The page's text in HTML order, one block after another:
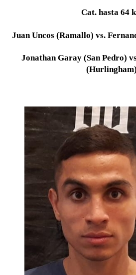
Cat. hasta 64
Juan Uncos (Ramallo) vs.
Jonathan Garay (San Pedro)
(Hurlingham)